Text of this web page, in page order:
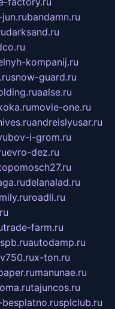
bandamn.ru
darksand.ru
kompanij.ru
snow-guard.ru
aalse.ru
movie-one.ru
andreislyusar.ru
i-grom.ru
evro-dez.ru
delanalad.ru
roadli.ru
trade-farm.ru
autodamp.ru
x-ton.ru
manunae.ru
tajuncos.ru
splclub.ru